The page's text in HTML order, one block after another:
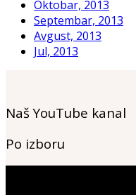
Oktobar, 2013
Septembar, 2013
Avgust, 2013
Jul, 2013
Naš YouTube kanal
Po izboru